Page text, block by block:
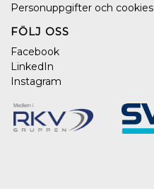
Personuppgifter och cookies
FÖLJ OSS
Facebook
LinkedIn
Instagram